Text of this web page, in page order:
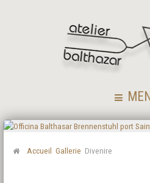
Accueil Gallerie Divenire